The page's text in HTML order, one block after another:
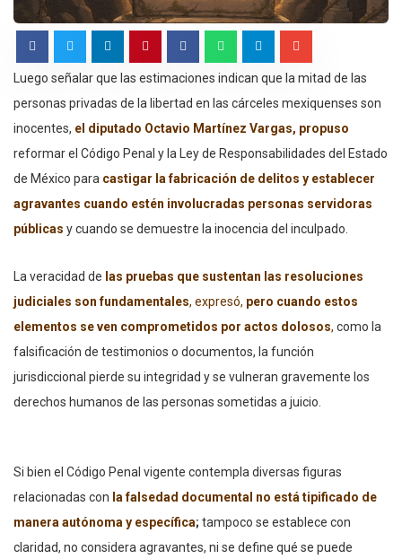
Luego señalar que las estimaciones indican que la mitad de las
personas privadas de la libertad en las cárceles mexiquenses son
inocentes, el diputado Octavio Martínez Vargas, propuso
reformar el Código Penal y la Ley de Responsabilidades del Estado
de México para castigar la fabricación de delitos y establecer
agravantes cuando estén involucradas personas servidoras
públicas y cuando se demuestre la inocencia del inculpado.
La veracidad de las pruebas que sustentan las resoluciones
judiciales son fundamentales, expresó, pero cuando estos
elementos se ven comprometidos por actos dolosos, como la
falsificación de testimonios o documentos, la función
jurisdiccional pierde su integridad y se vulneran gravemente los
derechos humanos de las personas sometidas a juicio.
Si bien el Código Penal vigente contempla diversas figuras
relacionadas con la falsedad documental no está tipificado de
manera autónoma y específica; tampoco se establece con
claridad, no considera agravantes, ni se define qué se puede